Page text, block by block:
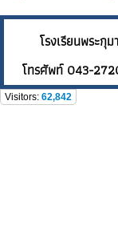
โรงเรียนพร
โทรศัพท์ 043-
Visitors: 62,842